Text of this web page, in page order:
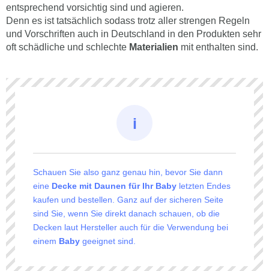
entsprechend vorsichtig sind und agieren.
Denn es ist tatsächlich sodass trotz aller strengen Regeln
und Vorschriften auch in Deutschland in den Produkten sehr
oft schädliche und schlechte Materialien mit enthalten sind.
Schauen Sie also ganz genau hin, bevor Sie dann
eine Decke mit Daunen für Ihr Baby letzten Endes
kaufen und bestellen. Ganz auf der sicheren Seite
sind Sie, wenn Sie direkt danach schauen, ob die
Decken laut Hersteller auch für die Verwendung bei
einem Baby geeignet sind.